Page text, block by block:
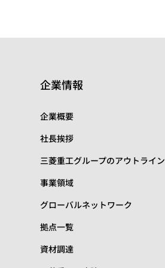
企業情報
企業概要
社長挨拶
三菱重工グループのアウトライン
事業領域
グローバルネットワーク
拠点一覧
資材調達